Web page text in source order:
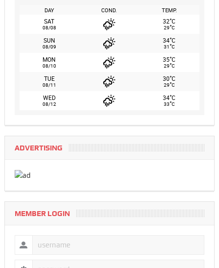
DAY COND. TEMP.
SAT
08/08
32°C
29°C
SUN
08/09
34°C
31°C
MON
08/10
35°C
29°C
TUE
08/11
30°C
29°C
WED
08/12
34°C
33°C
ADVERTISING
MEMBER LOGIN